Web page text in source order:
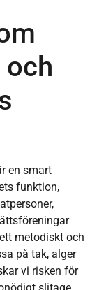
en smart
funktion,
metodiskt och
på tak, alger
vi risken för